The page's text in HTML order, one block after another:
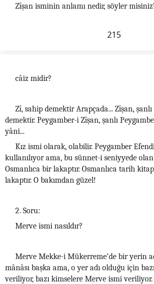
Zîşan isminin anlamı nedir, söyler
215
câiz midir?
Zî, sahip demektir Arapçada... Zîşan,
demektir. Peygamber-i Zîşan, şanlı
yâni...
Kız ismi olarak, olabilir. Peygamber
kullanılıyor ama, bu sünnet-i seniyyede
Osmanlıca bir lakaptır. Osmanlıca tarih
lakaptır. O bakımdan güzel!
2. Soru:
Merve ismi nasıldır?
Merve Mekke-i Mükerreme’de bir yerin
mânâsı başka ama, o yer adı olduğu için
veriliyor, bazı kimselere Merve ismi